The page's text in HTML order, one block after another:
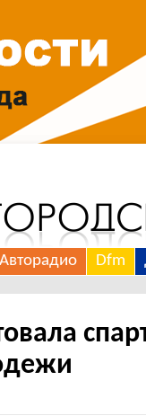
Авторадио Dfm